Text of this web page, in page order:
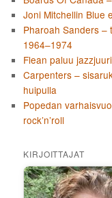
Joni Mitchellin Blue
Pharoah Sanders –
1964–1974
Flean paluu
Carpenters –
huipulla
Popedan
rock’n’roll
KIRJOITTAJAT